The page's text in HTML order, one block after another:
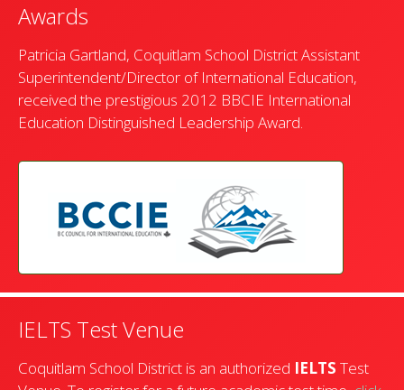
Awards
Patricia Gartland, Coquitlam School District Assistant
Superintendent/Director of International Education,
received the prestigious 2012 BBCIE International
Education Distinguished Leadership Award.
IELTS Test Venue
Coquitlam School District is an authorized IELTS Test